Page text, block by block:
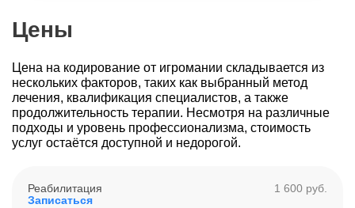
Цены
Цена на кодирование от игромании складывается из
нескольких факторов, таких как выбранный метод
лечения, квалификация специалистов, а также
продолжительность терапии. Несмотря на различные
подходы и уровень профессионализма, стоимость
услуг остаётся доступной и недорогой.
Реабилитация
1 600 руб.
Записаться